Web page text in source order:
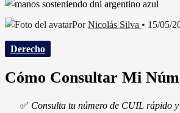
PorNicolás Silva • 15/05/
Derecho
Cómo Consultar Mi
✅ Consulta tu número de CUIL rápido